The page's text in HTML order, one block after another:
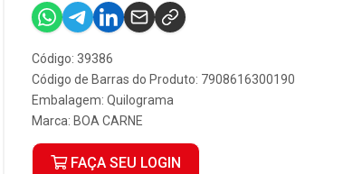
Código: 39386
Código de Barras do Produto: 7908616300190
Embalagem: Quilograma
Marca: BOA CARNE
FAÇA SEU LOGIN